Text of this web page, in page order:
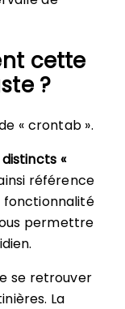
cette
?
« crontab ».
«
référence
fonctionnalité
permettre
se retrouver
La